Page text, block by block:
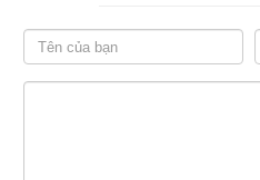
dẫn nước